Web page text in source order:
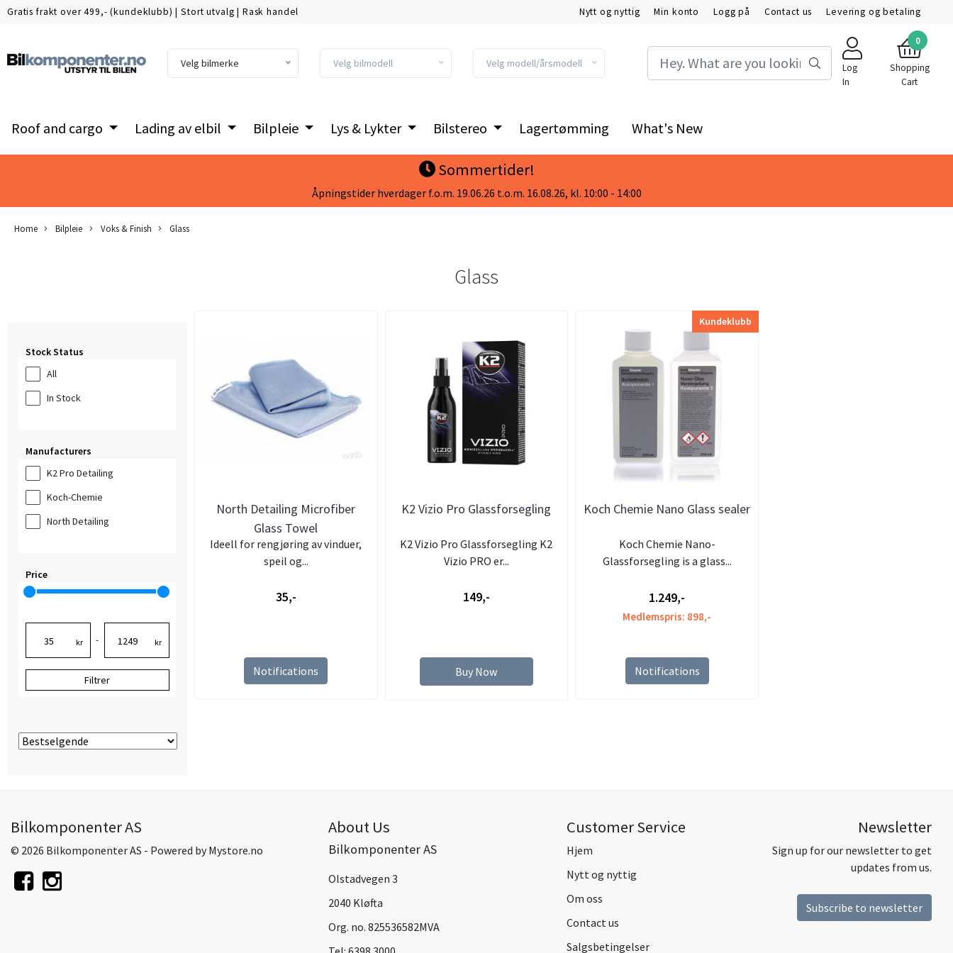
Gratis frakt over 499,- (kundeklubb) |Stort utvalg | Rask handel Nytt og nyttig Min konto Logg på Contact us Levering og betaling
Velg bilmerke Velg bilmodell Velg modell/årsmodell
Log
In
0
Shopping
Cart
Roof and cargo Lading av elbil Bilpleie Lys & Lykter Bilstereo Lagertømming What's New
Sommertider!
Åpningstider hverdager f.o.m. 19.06.26 t.o.m. 16.08.26, kl. 10:00 - 14:00
Home Bilpleie Voks & Finish Glass
Glass
Stock Status
All
In Stock
Manufacturers
K2 Pro Detailing
Koch-Chemie
North Detailing
Price
kr - kr
Filtrer
North Detailing Microfiber
Glass Towel
Ideell for rengjøring av vinduer,
speil og...
35,-
Notifications
K2 Vizio Pro Glassforsegling
K2 Vizio Pro Glassforsegling K2
Vizio PRO er...
149,-
Buy Now
Kundeklubb
Koch Chemie Nano Glass sealer
Koch Chemie Nano-
Glassforsegling is a glass...
1.249,-
Medlemspris: 898,-
Notifications
Bilkomponenter AS
© 2026 Bilkomponenter AS - Powered byMystore.no
About Us
Bilkomponenter AS
Olstadvegen 3
2040 Kløfta
Org. no. 825536582MVA
Customer Service
Hjem
Nytt og nyttig
Om oss
Contact us
Salgsbetingelser
Newsletter
Sign up for our newsletter to get
updates from us.
Subscribe to newsletter